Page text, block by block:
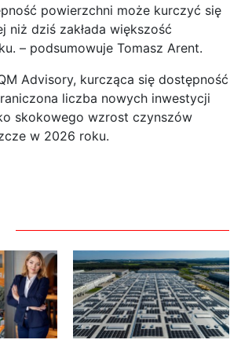
powierzchni może kurczyć się
niż dziś zakłada większość
– podsumowuje Tomasz Arent.
Advisory, kurcząca się dostępność
liczba nowych inwestycji
skokowego wzrost czynszów
w 2026 roku.